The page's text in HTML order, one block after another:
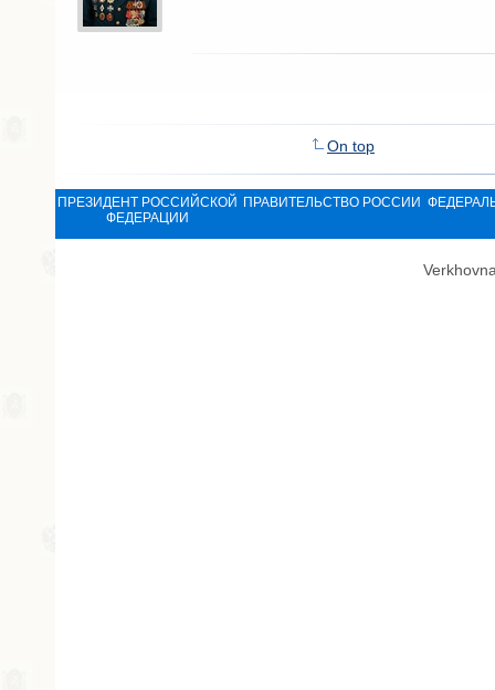
On top
ПРЕЗИДЕНТ РОССИЙСКОЙ
ФЕДЕРАЦИИ
ПРАВИТЕЛЬСТВО РОССИИ